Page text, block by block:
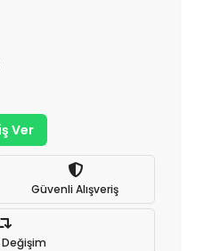
Ver
Güvenli Alışveriş